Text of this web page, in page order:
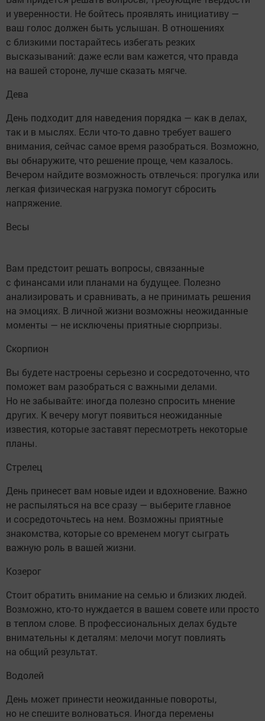
и уверенности. Не бойтесь проявлять инициативу —
ваш голос должен быть услышан. В отношениях
с близкими постарайтесь избегать резких
высказываний: даже если вам кажется, что правда
на вашей стороне, лучше сказать мягче.
Дева
День подходит для наведения порядка — как в делах,
так и в мыслях. Если что-то давно требует вашего
внимания, сейчас самое время разобраться. Возможно,
вы обнаружите, что решение проще, чем казалось.
Вечером найдите возможность отвлечься: прогулка или
легкая физическая нагрузка помогут сбросить
напряжение.
Весы
Вам предстоит решать вопросы, связанные
с финансами или планами на будущее. Полезно
анализировать и сравнивать, а не принимать решения
на эмоциях. В личной жизни возможны неожиданные
моменты — не исключены приятные сюрпризы.
Скорпион
Вы будете настроены серьезно и сосредоточенно, что
поможет вам разобраться с важными делами.
Но не забывайте: иногда полезно спросить мнение
других. К вечеру могут появиться неожиданные
известия, которые заставят пересмотреть некоторые
планы.
Стрелец
День принесет вам новые идеи и вдохновение. Важно
не распыляться на все сразу — выберите главное
и сосредоточьтесь на нем. Возможны приятные
знакомства, которые со временем могут сыграть
важную роль в вашей жизни.
Козерог
Стоит обратить внимание на семью и близких людей.
Возможно, кто-то нуждается в вашем совете или просто
в теплом слове. В профессиональных делах будьте
внимательны к деталям: мелочи могут повлиять
на общий результат.
Водолей
День может принести неожиданные повороты,
но не спешите волноваться. Иногда перемены